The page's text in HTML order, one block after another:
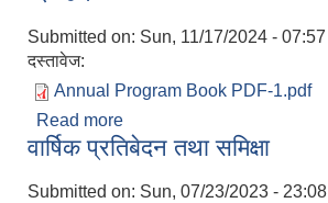
Submitted on: Sun, 11/17/2024 - 07:57
दस्तावेज:
Annual Program Book PDF-1.pdf
Read more
-२०८१
वार्षिक प्रतिबेदन तथा समिक्षा
Submitted on: Sun, 07/23/2023 - 23:08